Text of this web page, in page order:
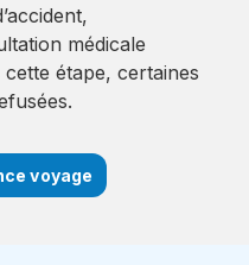
médicale
étape, certaines
voyage